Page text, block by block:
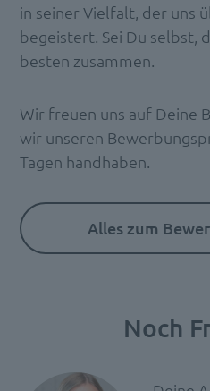
in seiner Vielfalt, der uns
begeistert. Sei Du selbst,
besten zusammen.
Wir freuen uns auf Deine
wir unseren
Tagen handhaben.
Alles zum
Noch